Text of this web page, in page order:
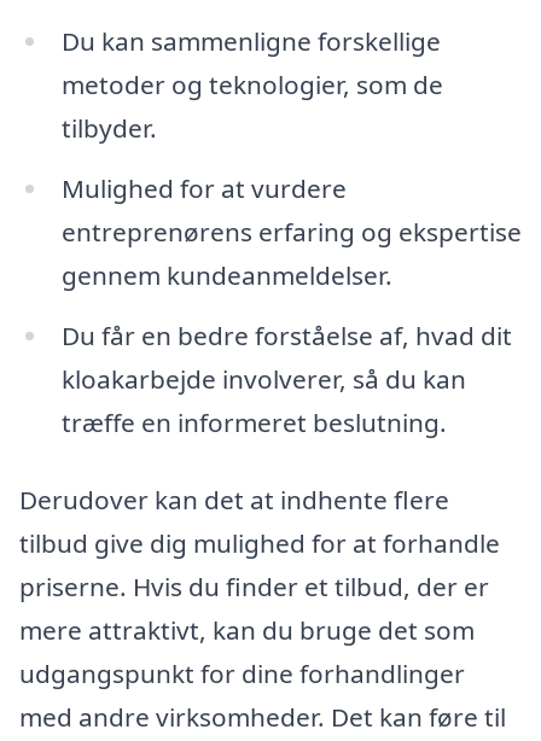
Du kan sammenligne forskellige
metoder og teknologier, som de
tilbyder.
Mulighed for at vurdere
entreprenørens erfaring og ekspertise
gennem kundeanmeldelser.
Du får en bedre forståelse af, hvad dit
kloakarbejde involverer, så du kan
træffe en informeret beslutning.
Derudover kan det at indhente flere
tilbud give dig mulighed for at forhandle
priserne. Hvis du finder et tilbud, der er
mere attraktivt, kan du bruge det som
udgangspunkt for dine forhandlinger
med andre virksomheder. Det kan føre til